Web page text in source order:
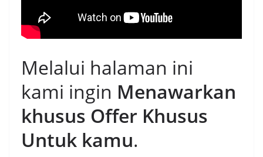
Melalui halaman ini
kami ingin Menawarkan
khusus Offer Khusus
Untuk kamu.